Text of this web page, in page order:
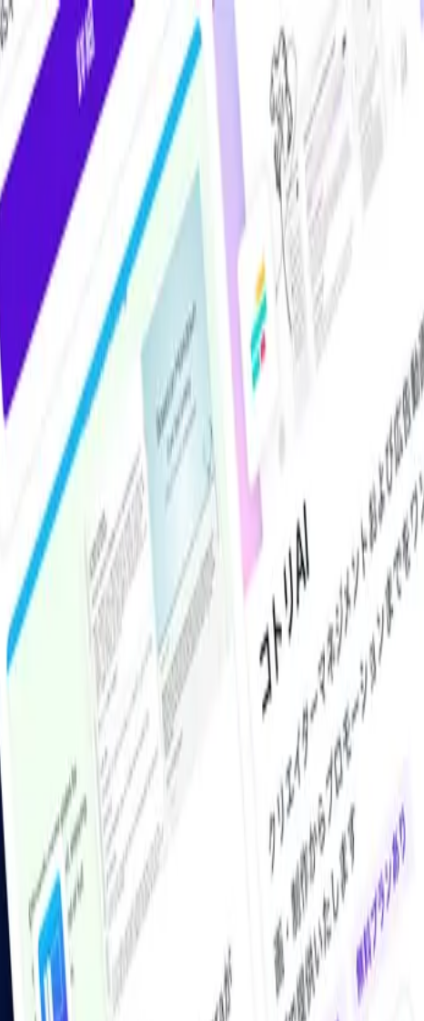
ル・サービス比較メディア。掲載サービス数2,000件超・掲載